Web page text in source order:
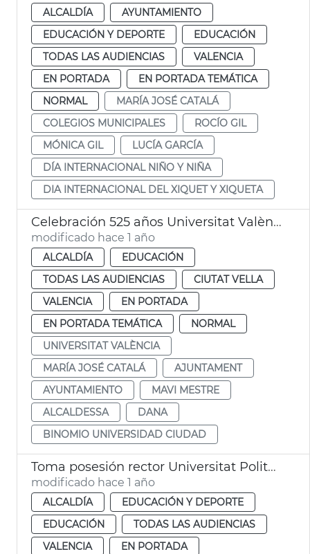
ALCALDÍA
AYUNTAMIENTO
EDUCACIÓN Y DEPORTE
EDUCACIÓN
TODAS LAS AUDIENCIAS
VALENCIA
EN PORTADA
EN PORTADA TEMÁTICA
NORMAL
MARÍA JOSÉ CATALÁ
COLEGIOS MUNICIPALES
ROCÍO GIL
MÓNICA GIL
LUCÍA GARCÍA
DÍA INTERNACIONAL NIÑO Y NIÑA
DIA INTERNACIONAL DEL XIQUET Y XIQUETA
Celebración 525 años Universitat València
modificado hace 1 año
ALCALDÍA
EDUCACIÓN
TODAS LAS AUDIENCIAS
CIUTAT VELLA
VALENCIA
EN PORTADA
EN PORTADA TEMÁTICA
NORMAL
UNIVERSITAT VALÈNCIA
MARÍA JOSÉ CATALÁ
AJUNTAMENT
AYUNTAMIENTO
MAVI MESTRE
ALCALDESSA
DANA
BINOMIO UNIVERSIDAD CIUDAD
Toma posesión rector Universitat Politècnica València
modificado hace 1 año
ALCALDÍA
EDUCACIÓN Y DEPORTE
EDUCACIÓN
TODAS LAS AUDIENCIAS
VALENCIA
EN PORTADA